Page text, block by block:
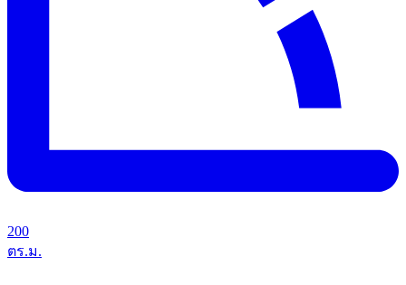
200
ตร.ม.